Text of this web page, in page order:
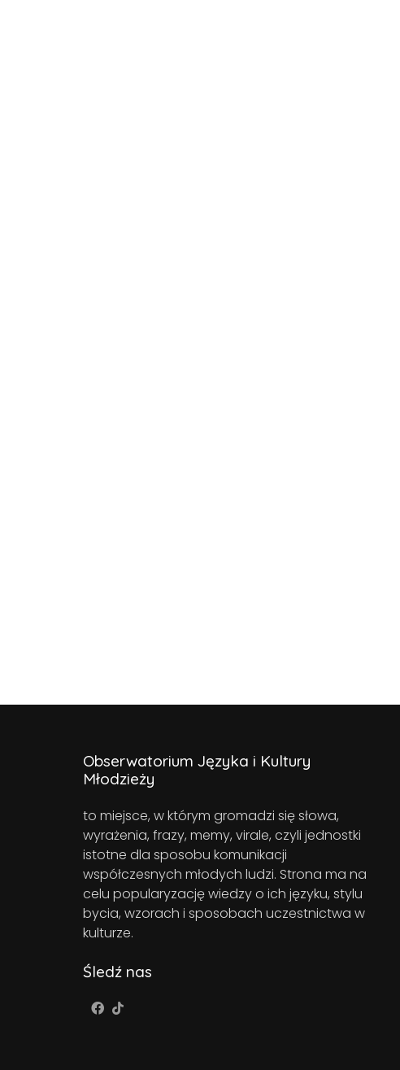
Obserwatorium Języka i Kultury
Młodzieży
to miejsce, w którym gromadzi się słowa,
wyrażenia, frazy, memy, virale, czyli jednostki
istotne dla sposobu komunikacji
współczesnych młodych ludzi. Strona ma na
celu popularyzację wiedzy o ich języku, stylu
bycia, wzorach i sposobach uczestnictwa w
kulturze.
Śledź nas